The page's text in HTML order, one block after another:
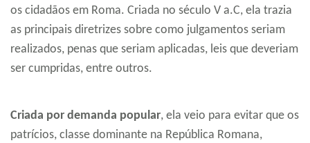
os cidadãos em Roma. Criada no século V a.C, ela trazia
as principais diretrizes sobre como julgamentos seriam
realizados, penas que seriam aplicadas, leis que deveriam
ser cumpridas, entre outros.
Criada por demanda popular, ela veio para evitar que os
patrícios, classe dominante na República Romana,